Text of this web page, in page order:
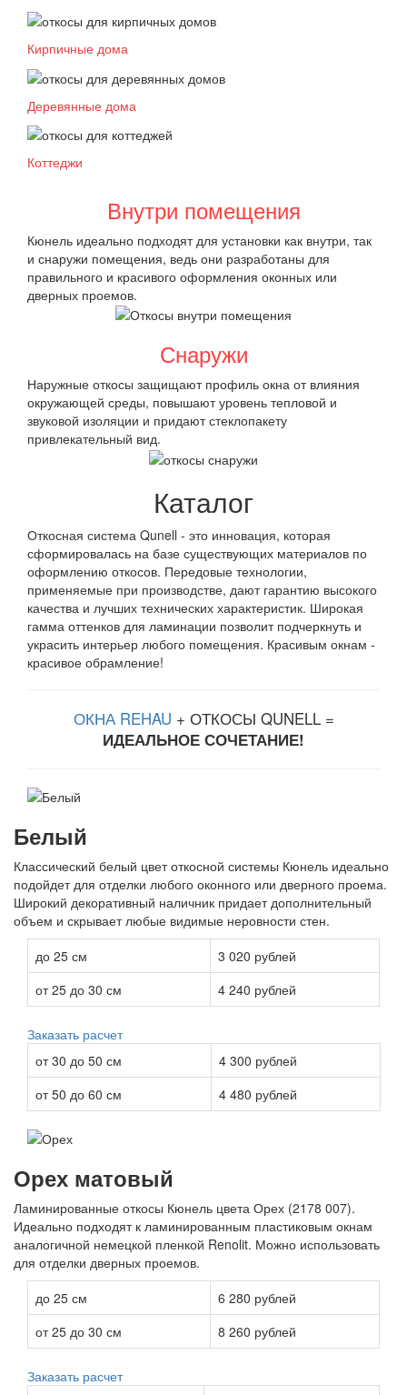
Кирпичные дома
Деревянные дома
Коттеджи
Внутри помещения
Кюнель идеально подходят для установки как внутри, так
и снаружи помещения, ведь они разработаны для
правильного и красивого оформления оконных или
дверных проемов.
Снаружи
Наружные откосы защищают профиль окна от влияния
окружающей среды, повышают уровень тепловой и
звуковой изоляции и придают стеклопакету
привлекательный вид.
Каталог
Откосная система Qunell - это инновация, которая
сформировалась на базе существующих материалов по
оформлению откосов. Передовые технологии,
применяемые при производстве, дают гарантию высокого
качества и лучших технических характеристик. Широкая
гамма оттенков для ламинации позволит подчеркнуть и
украсить интерьер любого помещения. Красивым окнам -
красивое обрамление!
ОКНА REHAU + ОТКОСЫ QUNELL =
ИДЕАЛЬНОЕ СОЧЕТАНИЕ!
Белый
Классический белый цвет откосной системы Кюнель идеально
подойдет для отделки любого оконного или дверного проема.
Широкий декоративный наличник придает дополнительный
объем и скрывает любые видимые неровности стен.
до 25 см
3 020 рублей
от 25 до 30 см
4 240 рублей
Заказать расчет
от 30 до 50 см
4 300 рублей
от 50 до 60 см
4 480 рублей
Орех матовый
Ламинированные откосы Кюнель цвета Орех (2178 007).
Идеально подходят к ламинированным пластиковым окнам
аналогичной немецкой пленкой Renolit. Можно использовать
для отделки дверных проемов.
до 25 см
6 280 рублей
от 25 до 30 см
8 260 рублей
Заказать расчет